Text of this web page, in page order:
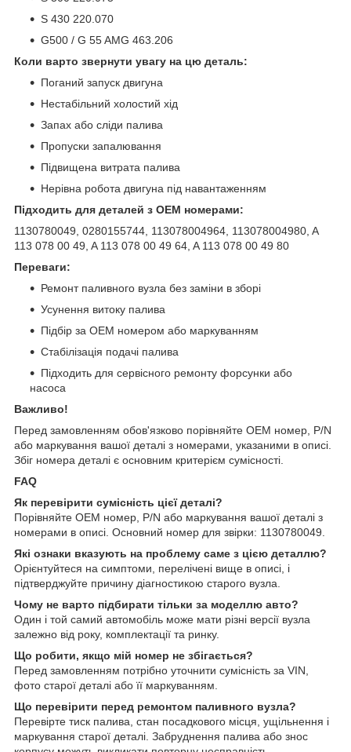
S 430 220.070
G500 / G 55 AMG 463.206
Коли варто звернути увагу на цю деталь:
Поганий запуск двигуна
Нестабільний холостий хід
Запах або сліди палива
Пропуски запалювання
Підвищена витрата палива
Нерівна робота двигуна під навантаженням
Підходить для деталей з OEM номерами:
1130780049, 0280155744, 113078004964, 113078004980, A
113 078 00 49, A 113 078 00 49 64, A 113 078 00 49 80
Переваги:
Ремонт паливного вузла без заміни в зборі
Усунення витоку палива
Підбір за OEM номером або маркуванням
Стабілізація подачі палива
Підходить для сервісного ремонту форсунки або
насоса
Важливо!
Перед замовленням обов'язково порівняйте OEM номер, P/N
або маркування вашої деталі з номерами, указаними в описі.
Збіг номера деталі є основним критерієм сумісності.
FAQ
Як перевірити сумісність цієї деталі?
Порівняйте OEM номер, P/N або маркування вашої деталі з
номерами в описі. Основний номер для звірки: 1130780049.
Які ознаки вказують на проблему саме з цією деталлю?
Орієнтуйтеся на симптоми, перелічені вище в описі, і
підтверджуйте причину діагностикою старого вузла.
Чому не варто підбирати тільки за моделлю авто?
Один і той самий автомобіль може мати різні версії вузла
залежно від року, комплектації та ринку.
Що робити, якщо мій номер не збігається?
Перед замовленням потрібно уточнити сумісність за VIN,
фото старої деталі або її маркуванням.
Що перевірити перед ремонтом паливного вузла?
Перевірте тиск палива, стан посадкового місця, ущільнення і
маркування старої деталі. Забруднення палива або знос